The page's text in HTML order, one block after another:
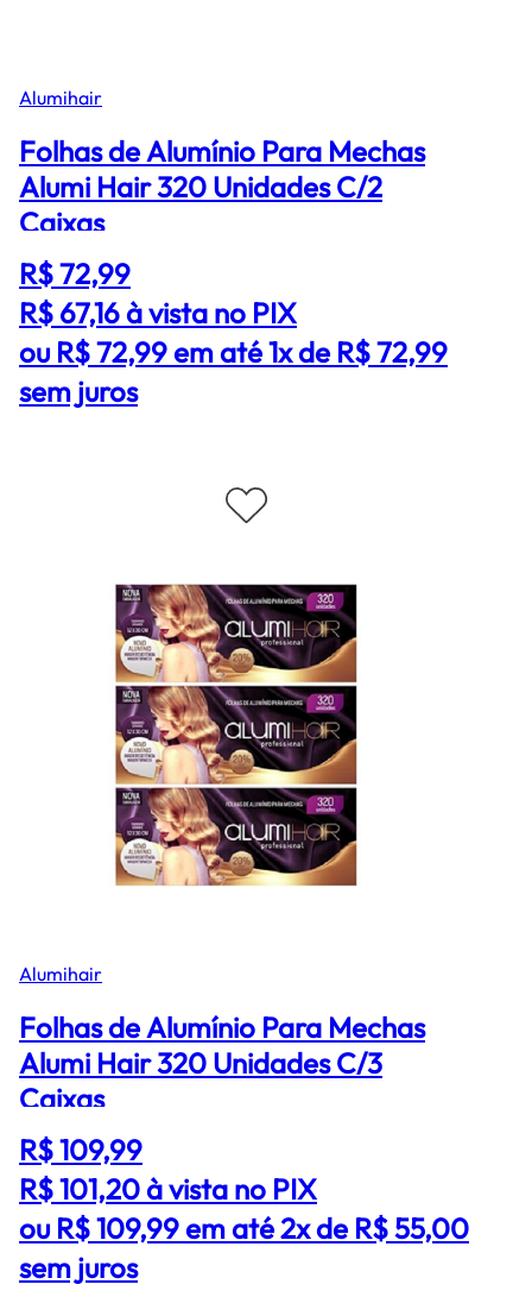
Alumihair
Folhas de Alumínio Para Mechas
Alumi Hair 320 Unidades C/2
Caixas
R$ 72,99
R$ 67,16à vista no PIX
ou R$ 72,99 em até 1x de R$ 72,99
sem juros
Alumihair
Folhas de Alumínio Para Mechas
Alumi Hair 320 Unidades C/3
Caixas
R$ 109,99
R$ 101,20à vista no PIX
ou R$ 109,99 em até 2x de R$ 55,00
sem juros